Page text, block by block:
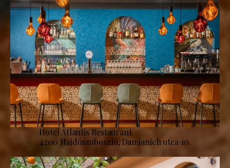
Hotel Atlantis Restaurant
4200 Hajdúszoboszló, Damjanich utca 10.